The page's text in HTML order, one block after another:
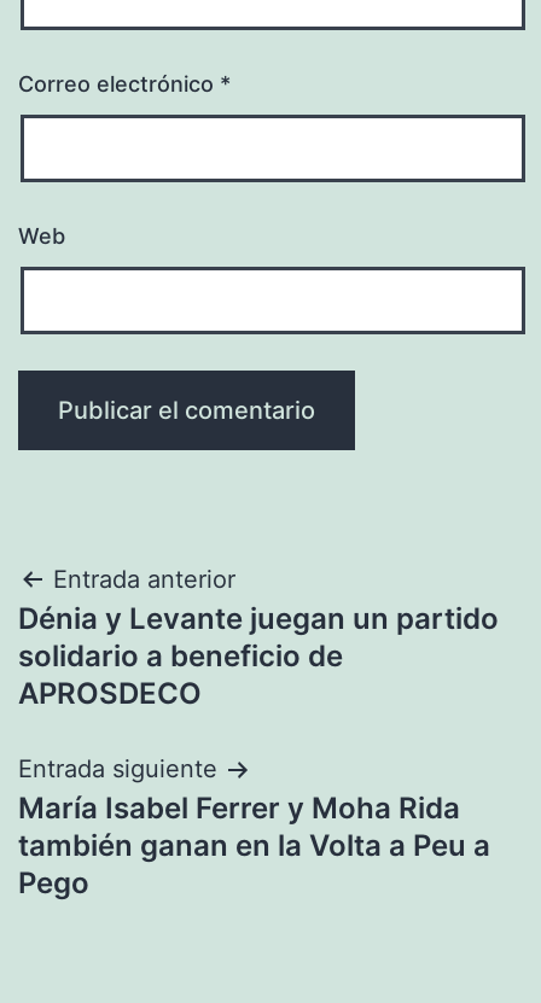
Correo electrónico *
Web
Navegación
de
entradas
Entrada anterior
Dénia y Levante juegan un partido
solidario a beneficio de
APROSDECO
Entrada siguiente
María Isabel Ferrer y Moha Rida
también ganan en la Volta a Peu a
Pego